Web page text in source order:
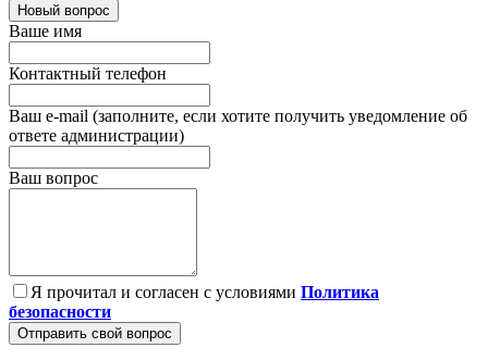
Новый вопрос
Ваше имя
Контактный телефон
Ваш e-mail (заполните, если хотите получить уведомление об
ответе администрации)
Ваш вопрос
Я прочитал и согласен с условиями Политика
безопасности
Отправить свой вопрос